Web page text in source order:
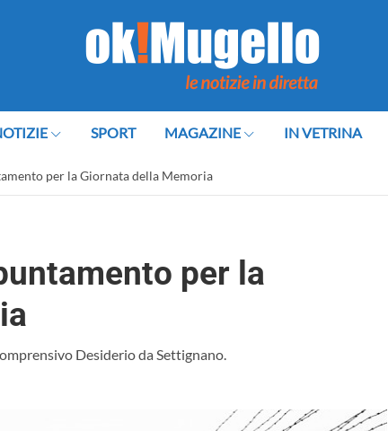
SPORT MAGAZINE IN VETRINA
per la Giornata della Memoria
per la
Desiderio da Settignano.